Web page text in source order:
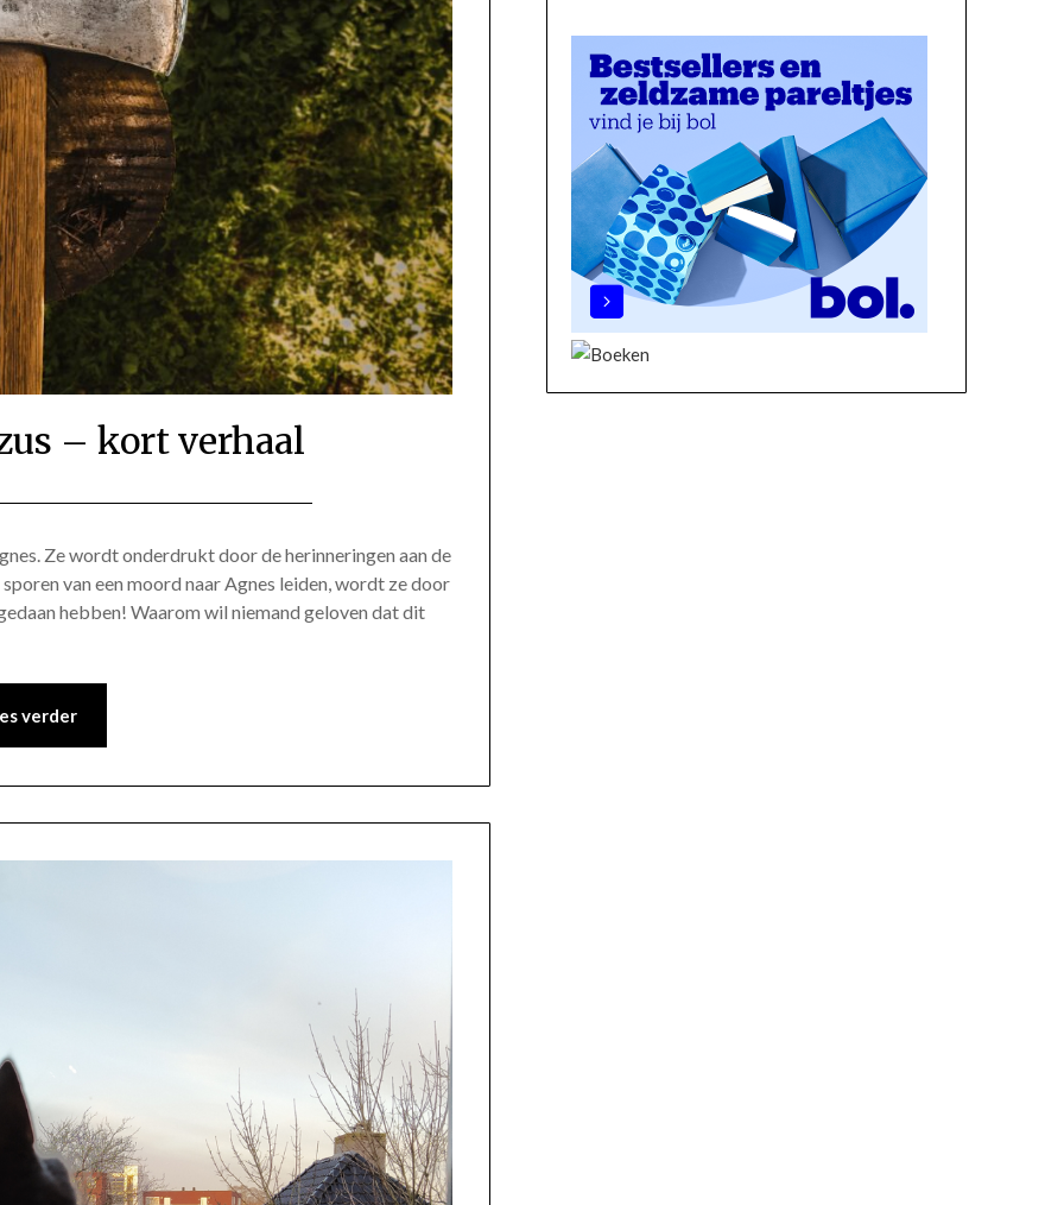
– kort verhaal
op
19
januari
Gerinda
Ze wordt onderdrukt door de herinneringen aan de
van een moord naar Agnes leiden, wordt ze door
hebben! Waarom wil niemand geloven dat dit
verder